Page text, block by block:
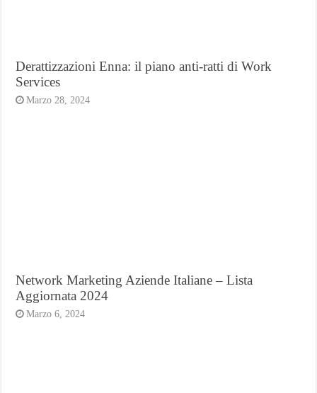
Derattizzazioni Enna: il piano anti-ratti di Work
Services
Marzo 28, 2024
Network Marketing Aziende Italiane – Lista
Aggiornata 2024
Marzo 6, 2024